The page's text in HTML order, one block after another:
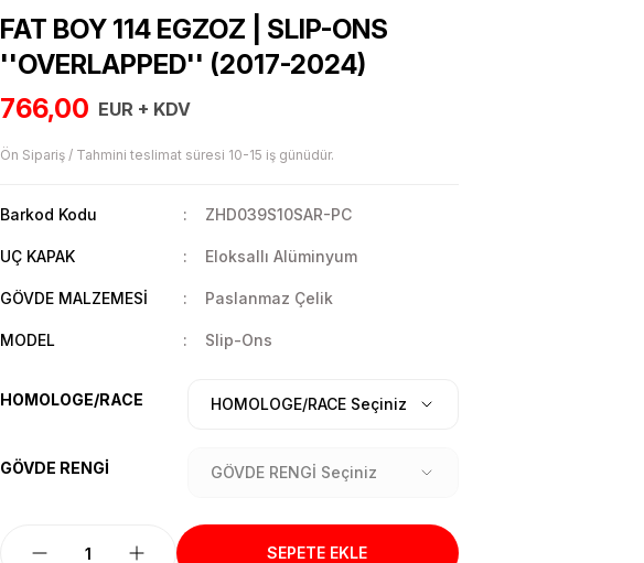
FAT BOY 114 EGZOZ | SLIP-ONS
''OVERLAPPED'' (2017-2024)
766,00 EUR + KDV
Ön Sipariş / Tahmini teslimat süresi 10-15 iş günüdür.
Barkod Kodu ZHD039S10SAR-PC
UÇ KAPAK Eloksallı Alüminyum
GÖVDE MALZEMESİ Paslanmaz Çelik
MODEL Slip-Ons
HOMOLOGE/RACE
GÖVDE RENGİ
SEPETE EKLE